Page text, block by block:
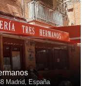
Madrid, España